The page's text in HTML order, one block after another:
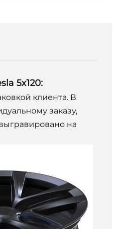
5x120:
клиента. В
заказу,
на